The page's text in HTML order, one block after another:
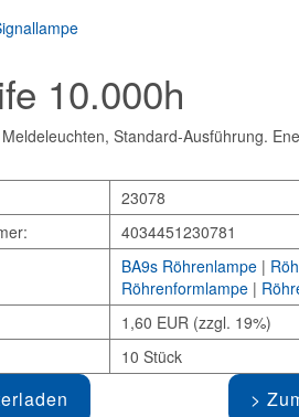
10.000h
Standard-Ausführung.
23078
4034451230781
BA9s Röhrenlampe|
Röhrenformlampe|
1,60 EUR (zzgl. 19%)
10 Stück